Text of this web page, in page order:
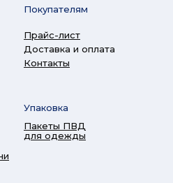
Покупателям
Прайс-лист
Доставка и оплата
Контакты
Упаковка
Пакеты ПВД
для одежды